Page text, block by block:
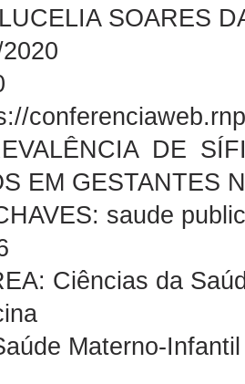
SOARES
DE
EM GESTANTES
saude
Ciências da
Materno-Infantil